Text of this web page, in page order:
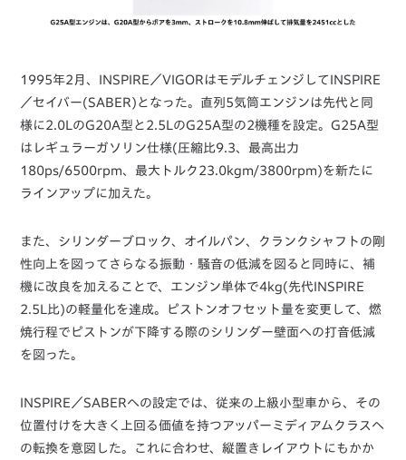
1995年2月、INSPIRE／VIGORはモデルチェンジしてINSPIRE
／セイバー(SABER)となった。直列5気筒エンジンは先代と同
様に2.0LのG20A型と2.5LのG25A型の2機種を設定。G25A型
はレギュラーガソリン仕様(圧縮比9.3、最高出力
180ps/6500rpm、最大トルク23.0kgm/3800rpm)を新たに
ラインアップに加えた。
また、シリンダーブロック、オイルパン、クランクシャフトの剛
性向上を図ってさらなる振動・騒音の低減を図ると同時に、補
機に改良を加えることで、エンジン単体で4kg(先代INSPIRE
2.5L比)の軽量化を達成。ピストンオフセット量を変更して、燃
焼行程でピストンが下降する際のシリンダー壁面への打音低減
を図った。
INSPIRE／SABERへの設定では、従来の上級小型車から、その
位置付けを大きく上回る価値を持つアッパーミディアムクラスへ
の転換を意図した。これに合わせ、縦置きレイアウトにもかか